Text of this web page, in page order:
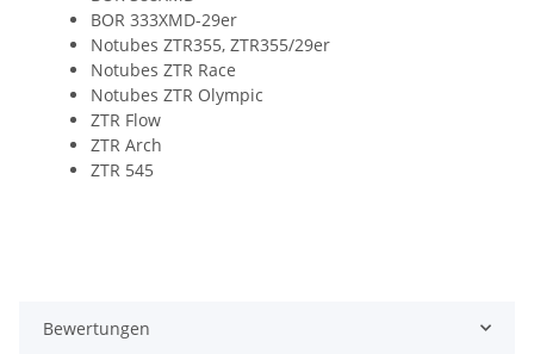
BOR 333XMD-29er
Notubes ZTR355, ZTR355/29er
Notubes ZTR Race
Notubes ZTR Olympic
ZTR Flow
ZTR Arch
ZTR 545
Bewertungen